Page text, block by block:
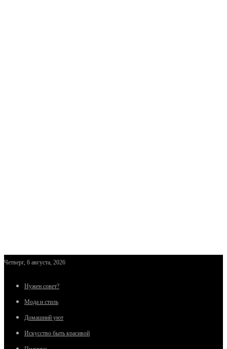
Четверг, 6 августа, 2026
Нужен совет?
Мода и стиль
Домашний уют
Искусство быть красивой